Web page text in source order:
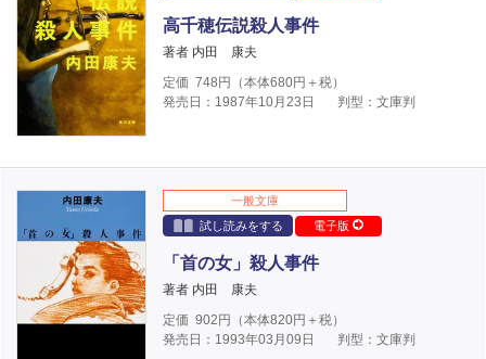
高千穂伝説殺人事件
著者 内田 康夫
定価 748 円（本体680円＋税）
発売日：1987年10月23日
判型：文庫判
一般文庫
試し読みをする
電子版
「首の女」殺人事件
著者 内田 康夫
定価 902 円（本体820円＋税）
発売日：1993年03月09日
判型：文庫判